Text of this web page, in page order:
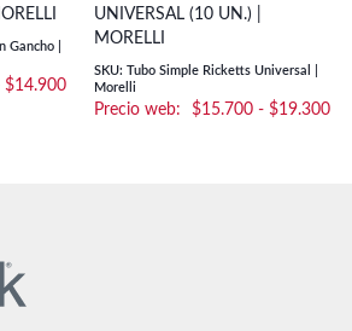
Gancho |
$14.900Rango
UNIVERSAL (10 UN.) |
MORELLI
SKU: Tubo Simple Ricketts Universal |
Morelli
$15.700 - $19.300